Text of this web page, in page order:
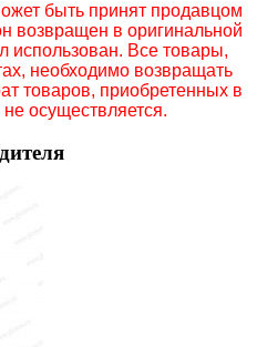
быть принят продавцом
возвращен в оригинальной
использован. Все товары,
необходимо возвращать
товаров, приобретенных в
не осуществляется.